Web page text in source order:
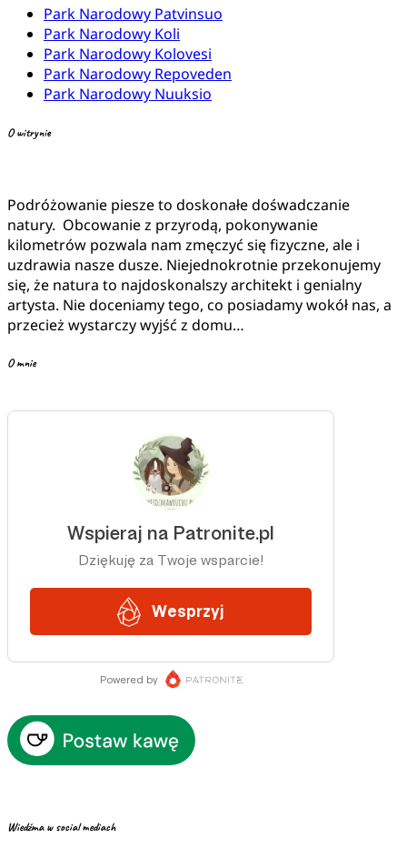
Park Narodowy Patvinsuo
Park Narodowy Koli
Park Narodowy Kolovesi
Park Narodowy Repoveden
Park Narodowy Nuuksio
O witrynie
Podróżowanie piesze to doskonałe dośwadczanie
natury. Obcowanie z przyrodą, pokonywanie
kilometrów pozwala nam zmęczyć się fizyczne, ale i
uzdrawia nasze dusze. Niejednokrotnie przekonujemy
się, że natura to najdoskonalszy architekt i genialny
artysta. Nie doceniamy tego, co posiadamy wokół nas, a
przecież wystarczy wyjść z domu…
O mnie
Wiedźma w social mediach